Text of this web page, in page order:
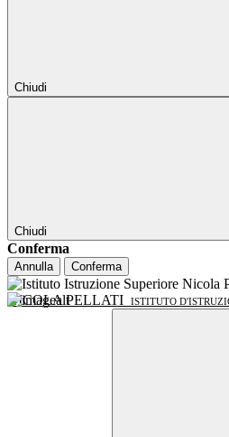
Chiudi
Chiudi
Conferma
Annulla Conferma
NICOLA PELLATI ISTITUTO